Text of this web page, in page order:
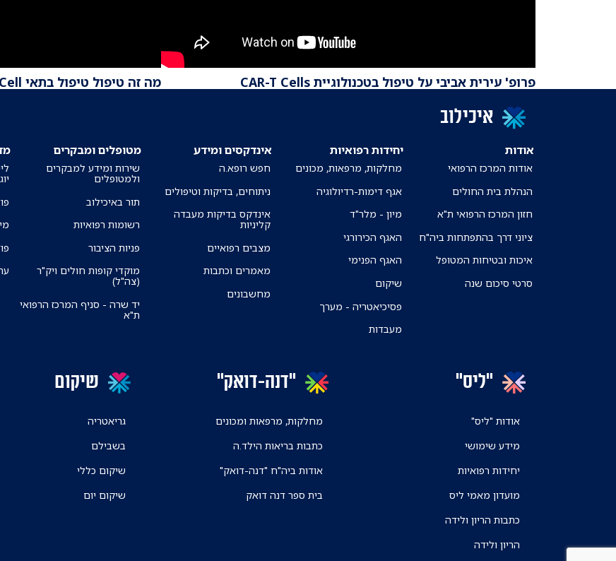
פרופ' עירית אביבי על טיפול בטכנולוגיית CAR-T Cells מה זה טיפול טיפול בתאי CAR T Cell
איכילוב
אודות
אודות המרכז הרפואי
הנהלת בית החולים
חזון המרכז הרפואי ת"א
ציוני דרך בהתפתחות ביה"ח
איכות ובטיחות המטופל
סרטי סיכום שנה
יחידות רפואיות
מחלקות, מרפאות, מכונים
אגף דימות-רדיולוגיה
מיון - מלר"ד
האגף הכירורגי
האגף הפנימי
שיקום
פסיכיאטריה - מערך
מעבדות
אינדקסים ומידע
חפש רופא.ה
ניתוחים, בדיקות וטיפולים
אינדקס בדיקות מעבדה
קליניות
מצבים רפואיים
מאמרים וכתבות
מחשבונים
מטופלים ומבקרים
שירות ומידע למבקרים
ולמטופלים
תור באיכילוב
רשומות רפואיות
פניות הציבור
מוקדי קופות חולים ויק"ר
(צה"ל)
יד שרה - סניף המרכז הרפואי
ת"א
"ליס"
אודות "ליס"
מידע שימושי
יחידות רפואיות
מועדון מאמי ליס
כתבות הריון ולידה
הריון ולידה
"דנה-דואק"
מחלקות, מרפאות ומכונים
כתבות בריאות הילד.ה
אודות ביה"ח "דנה-דואק"
בית ספר דנה דואק
שיקום
גריאטריה
בשבילם
שיקום כללי
שיקום יום